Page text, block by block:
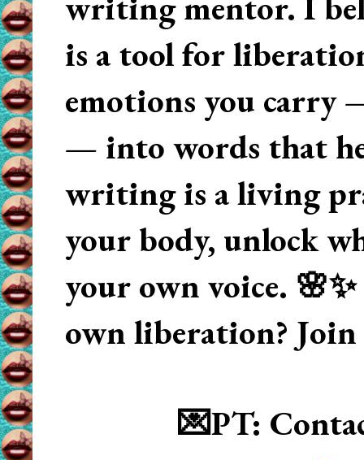
is a tool for
emotions you carry
— into words that
writing is a living
your body, unlock
your own voice.
own liberation? Join
💌PT: